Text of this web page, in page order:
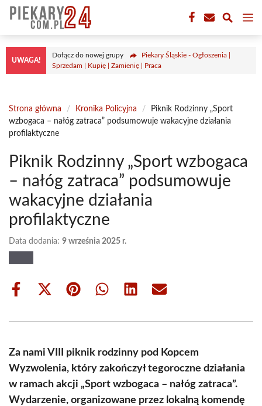
Przejdź
treści
UWAGA!
Dołącz do nowej grupy
Piekary Śląskie - Ogłoszenia |
Sprzedam | Kupię | Zamienię | Praca
Strona główna / Kronika Policyjna /
Piknik Rodzinny „Sport
wzbogaca – nałóg zatraca” podsumowuje wakacyjne działania
profilaktyczne
Piknik Rodzinny „Sport wzbogaca
– nałóg zatraca” podsumowuje
wakacyjne działania
profilaktyczne
Data dodania: 9 września 2025 r.
Share
Share
(Twitter)
Share Share Share Share
Za nami VIII piknik rodzinny pod Kopcem
Wyzwolenia, który zakończył tegoroczne działania
w ramach akcji „Sport wzbogaca – nałóg zatraca”.
Wydarzenie, organizowane przez lokalną komendę